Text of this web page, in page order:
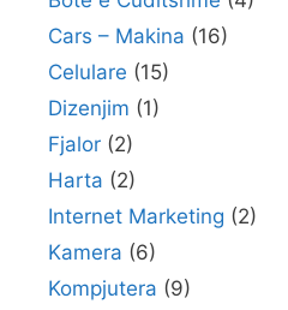
Cars – Makina (16)
Celulare (15)
Dizenjim (1)
Fjalor (2)
Harta (2)
Internet Marketing (2)
Kamera (6)
Kompjutera (9)